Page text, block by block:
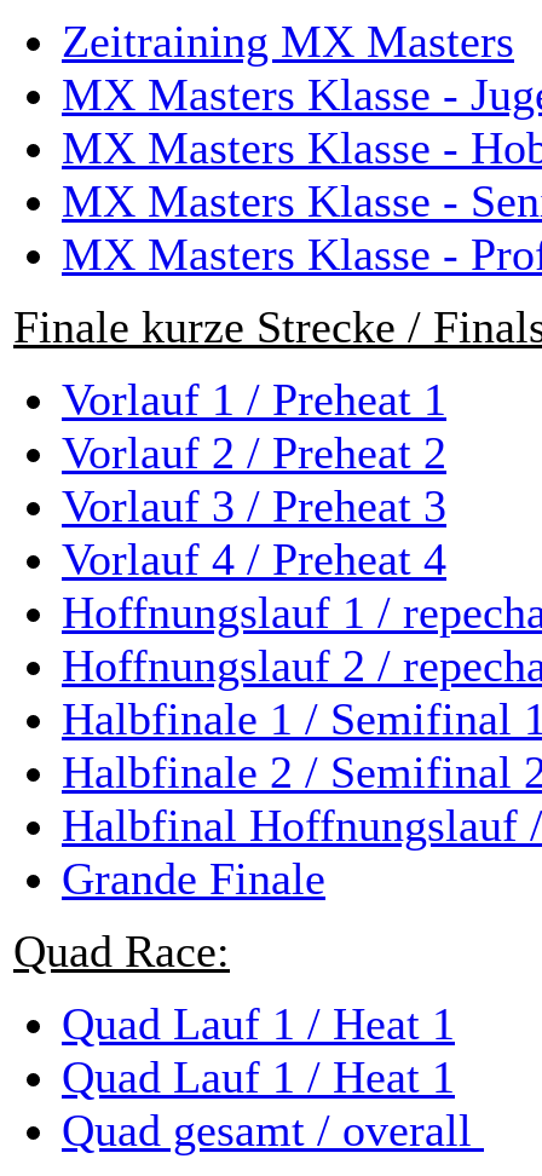
Zeitraining MX Masters
MX Masters Klasse -
MX Masters Klasse -
MX Masters Klasse -
MX Masters Klasse -
Finale kurze Strecke /
Vorlauf 1 / Preheat 1
Vorlauf 2 / Preheat 2
Vorlauf 3 / Preheat 3
Vorlauf 4 / Preheat 4
Hoffnungslauf 1 /
Hoffnungslauf 2 /
Halbfinale 1 / Semifinal
Halbfinale 2 / Semifinal
Halbfinal Hoffnungslauf
Grande Finale
Quad Race:
Quad Lauf 1 / Heat 1
Quad Lauf 1 / Heat 1
Quad gesamt / overall